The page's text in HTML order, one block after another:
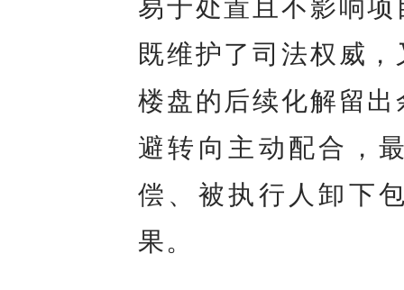
易于处置且不影响
既维护了司法权威
楼盘的后续化解留
避转向主动配合，
偿、被执行人卸下
果。